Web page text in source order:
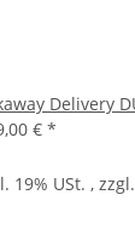
Delivery
€ *
19% USt. , zzgl.